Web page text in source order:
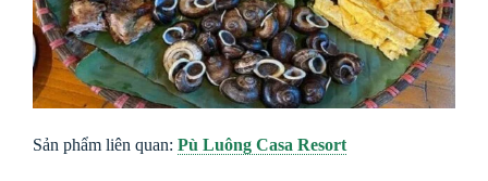
Sản phẩm liên quan: Pù Luông Casa Resort